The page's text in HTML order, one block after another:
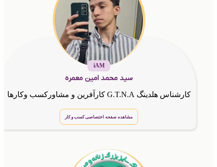
iAM
سید محمد امین معمره
کارشناس هلدینگ G.T.N.A کارآفرین و مشاورکسب وکارها
مشاهده صفحه اختصاصی کسب و کار